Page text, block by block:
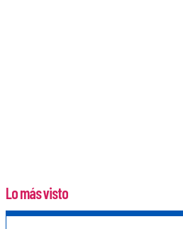
Lo más visto